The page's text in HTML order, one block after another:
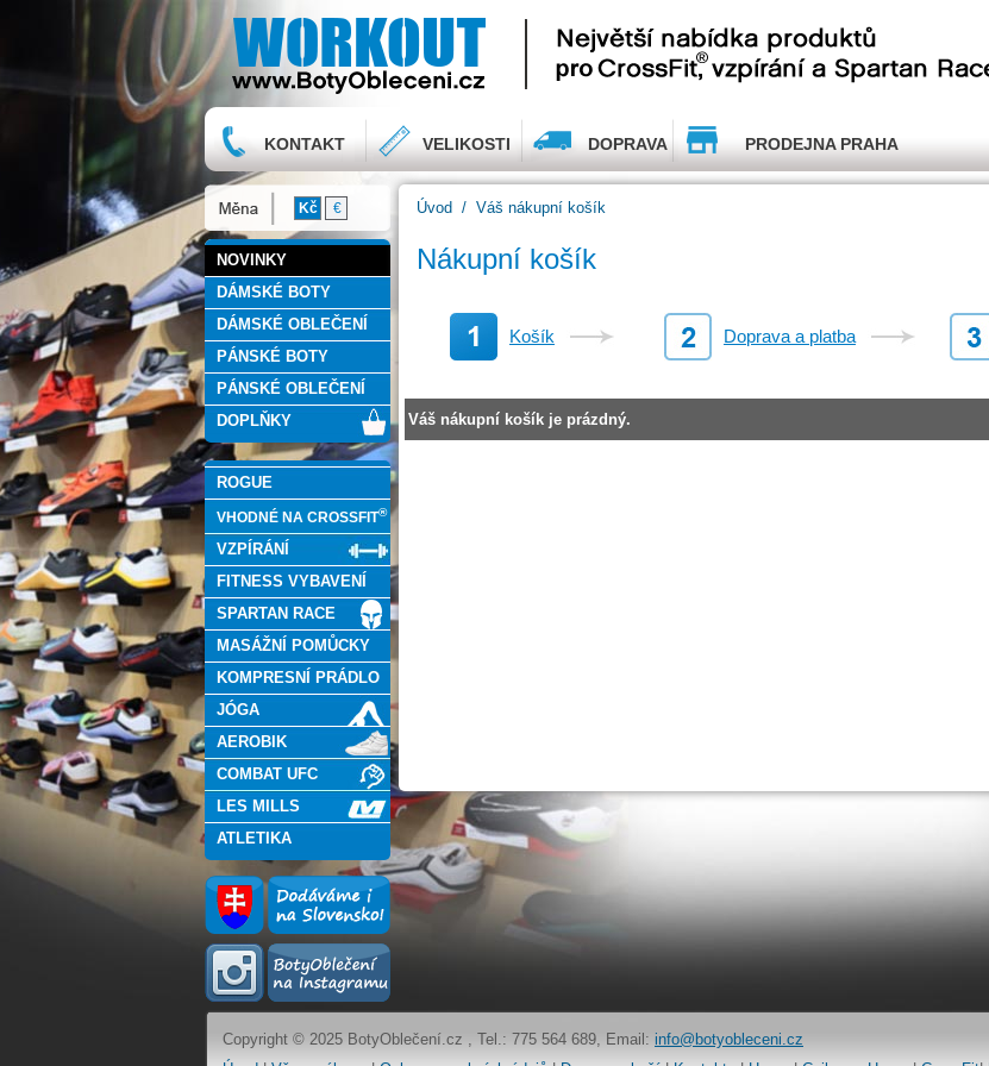
KONTAKT VELIKOSTI DOPRAVA PRODEJNA PRAHA
Kč €
NOVINKY
DÁMSKÉ BOTY
DÁMSKÉ OBLEČENÍ
PÁNSKÉ BOTY
PÁNSKÉ OBLEČENÍ
DOPLŇKY
ROGUE
VHODNÉ NA CROSSFIT®
VZPÍRÁNÍ
FITNESS VYBAVENÍ
SPARTAN RACE
MASÁŽNÍ POMŮCKY
KOMPRESNÍ PRÁDLO
JÓGA
AEROBIK
COMBAT UFC
LES MILLS
ATLETIKA
Úvod / Váš nákupní košík
Nákupní košík
Košík Doprava a platba
Váš nákupní košík je prázdný.
Copyright © 2025 BotyOblečení.cz , Tel.: 775 564 689, Email: info@botyobleceni.cz